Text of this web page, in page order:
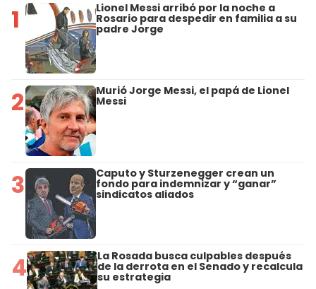
1 Lionel Messi arribó por la noche a
Rosario para despedir en familia a su
padre Jorge
2 Murió Jorge Messi, el papá de Lionel
Messi
3 Caputo y Sturzenegger crean un
fondo para indemnizar y “ganar”
sindicatos aliados
4 La Rosada busca culpables después
de la derrota en el Senado y recalcula
su estrategia